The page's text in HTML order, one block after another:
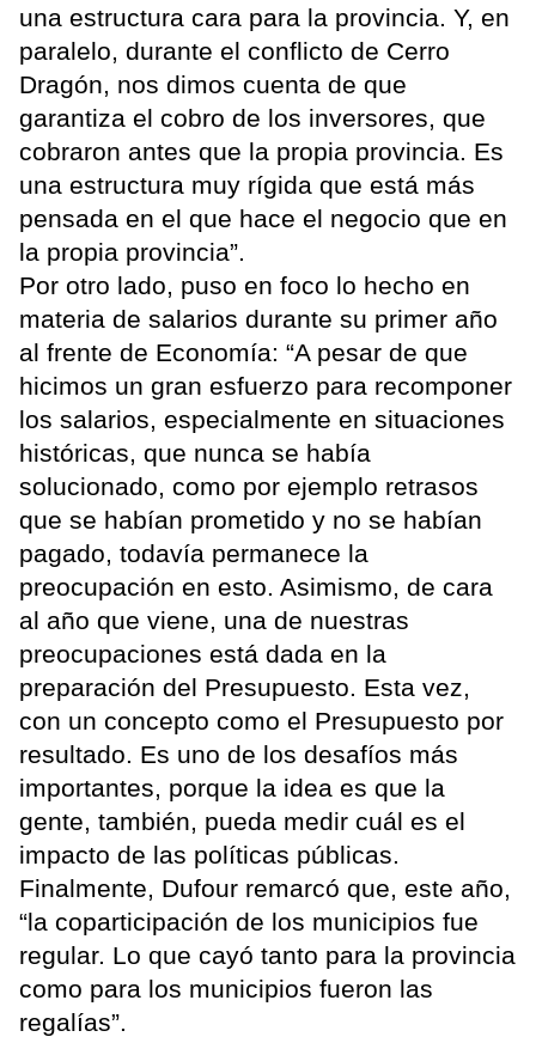
una estructura cara para la provincia. Y, en
paralelo, durante el conflicto de Cerro
Dragón, nos dimos cuenta de que
garantiza el cobro de los inversores, que
cobraron antes que la propia provincia. Es
una estructura muy rígida que está más
pensada en el que hace el negocio que en
la propia provincia”.
Por otro lado, puso en foco lo hecho en
materia de salarios durante su primer año
al frente de Economía: “A pesar de que
hicimos un gran esfuerzo para recomponer
los salarios, especialmente en situaciones
históricas, que nunca se había
solucionado, como por ejemplo retrasos
que se habían prometido y no se habían
pagado, todavía permanece la
preocupación en esto. Asimismo, de cara
al año que viene, una de nuestras
preocupaciones está dada en la
preparación del Presupuesto. Esta vez,
con un concepto como el Presupuesto por
resultado. Es uno de los desafíos más
importantes, porque la idea es que la
gente, también, pueda medir cuál es el
impacto de las políticas públicas.
Finalmente, Dufour remarcó que, este año,
“la coparticipación de los municipios fue
regular. Lo que cayó tanto para la provincia
como para los municipios fueron las
regalías”.